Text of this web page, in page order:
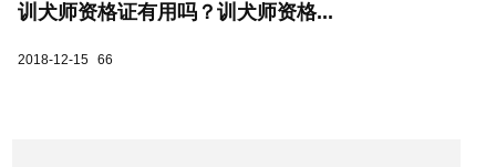
训犬师资格证有用吗？训犬师资格...
2018-12-15 66